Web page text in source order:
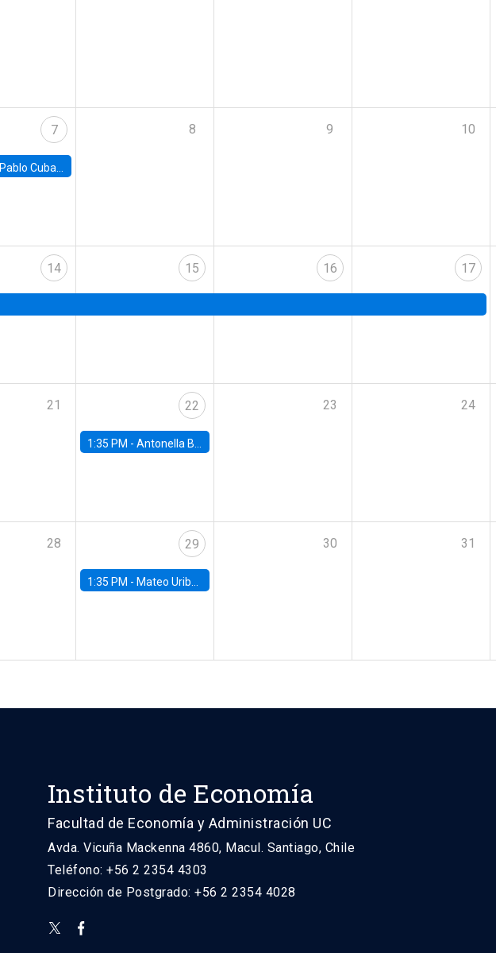
7
Pablo Cuba, FED Board
8 9 10
14 15 16 17
21 22
1:35 PM -Antonella Bancalari, Institute for Fiscal Studies (IFS) and Research Associate at University College London (UCL)
23 24
28 29
1:35 PM - Mateo Uribe-Castro, Universidad de los Andes (Colombia)
30 31
Instituto de Economía
Facultad de Economía y Administración UC
Avda. Vicuña Mackenna 4860, Macul. Santiago, Chile
Teléfono: +56 2 2354 4303
Dirección de Postgrado: +56 2 2354 4028